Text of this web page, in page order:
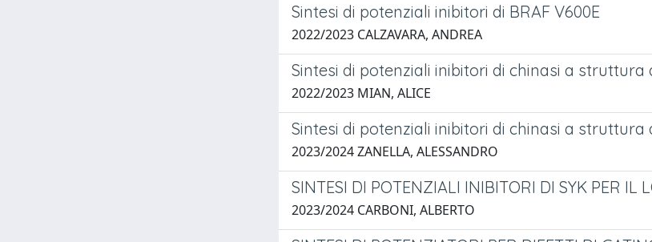
Sintesi di potenziali inibitori di BRAF V600E
2022/2023 CALZAVARA, ANDREA
Sintesi di potenziali inibitori di chinasi a
2022/2023 MIAN, ALICE
Sintesi di potenziali inibitori di chinasi a
2023/2024 ZANELLA, ALESSANDRO
SINTESI DI POTENZIALI INIBITORI DI SYK PER IL
2023/2024 CARBONI, ALBERTO